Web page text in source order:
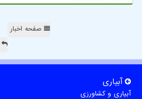
صفحه اخبار
آبیاری
آبیاری و کشاورزی